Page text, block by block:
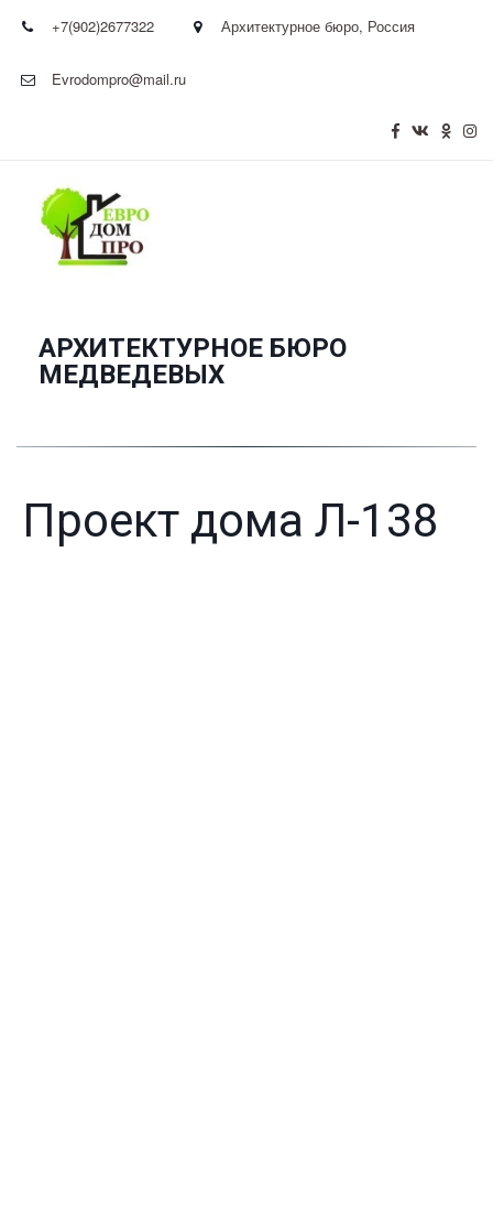
+7(902)2677322 Архитектурное бюро, Россия
Evrodompro@mail.ru
АРХИТЕКТУРНОЕ БЮРО
­МЕДВЕДЕВЫХ
Проект дома Л-138